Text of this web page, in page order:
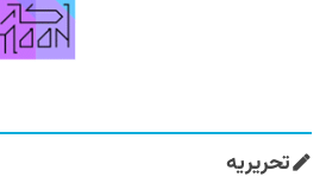
تحریریه